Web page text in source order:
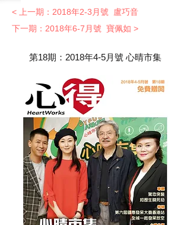
< 上一期：2018年2-3月號 盧巧音
下一期：2018年6-7月號 寶佩如 >
​第18期：2018年4-5月號 心晴市集